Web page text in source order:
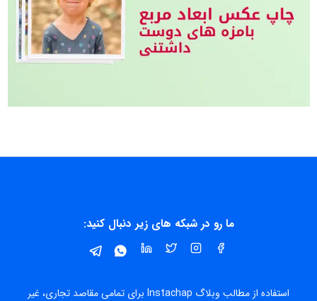
ما رو در شبکه های زیر دنبال کنید:
استفاده از مطالب وبلاگ Instachap برای تمامی مقاصد تجاری، غیر